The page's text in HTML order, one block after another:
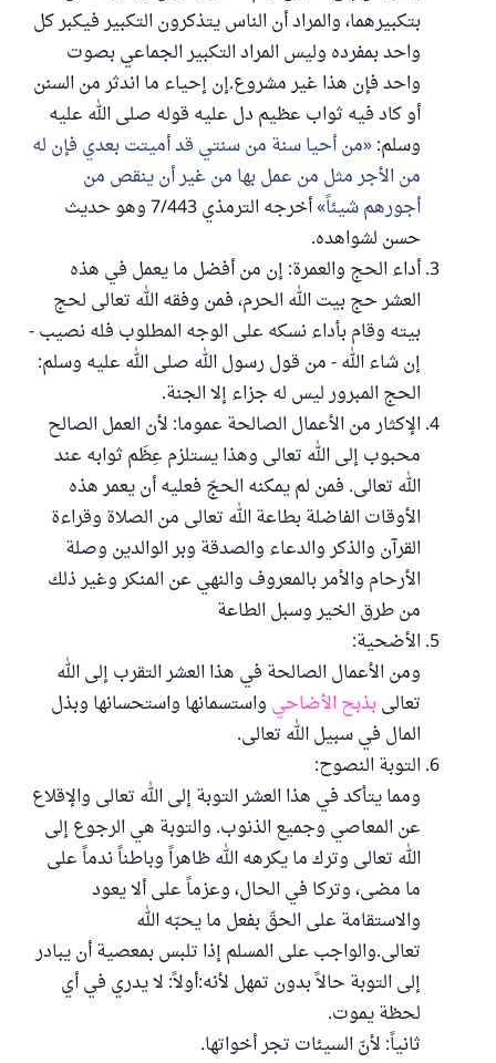
بتكبيرهما، والمراد أن الناس يتذكرون التكبير فيكبر كل
واحد بمفرده وليس المراد التكبير الجماعي بصوت
واحد فإن هذا غير مشروع.إن إحياء ما اندثر من السنن
أو كاد فيه ثواب عظيم دل عليه قوله صلى الله عليه
وسلم: من أحيا سنة من سنتي قد أميتت بعدي فإن له
من الأجر مثل من عمل بها من غير أن ينقص من
أجورهم شيئاً
أخرجه الترمذي 7/443 وهو حديث
حسن لشواهده.
أداء الحج والعمرة: إن من أفضل ما يعمل في هذه
العشر حج بيت الله الحرم، فمن وفقه الله تعالى لحج
بيته وقام بأداء نسكه على الوجه المطلوب فله نصيب -
إن شاء الله - من قول رسول الله صلى الله عليه وسلم:
الحج المبرور ليس له جزاء إلا الجنة.
الإكثار من الأعمال الصالحة عموما: لأن العمل الصالح
محبوب إلى الله تعالى وهذا يستلزم عِظَم ثوابه عند
الله تعالى. فمن لم يمكنه الحجّ فعليه أن يعمر هذه
الأوقات الفاضلة بطاعة الله تعالى من الصلاة وقراءة
القرآن والذكر والدعاء والصدقة وبر الوالدين وصلة
الأرحام والأمر بالمعروف والنهي عن المنكر وغير ذلك
من طرق الخير وسبل الطاعة
الأضحية:
ومن الأعمال الصالحة في هذا العشر التقرب إلى الله
تعالىبذبح الأضاحي واستسمانها واستحسانها وبذل
المال في سبيل الله تعالى.
التوبة النصوح:
ومما يتأكد في هذا العشر التوبة إلى الله تعالى والإقلاع
عن المعاصي وجميع الذنوب. والتوبة هي الرجوع إلى
الله تعالى وترك ما يكرهه الله ظاهراً وباطناً ندماً على
ما مضى، وتركا في الحال، وعزماً على ألا يعود
والاستقامة على الحقّ بفعل ما يحبّه الله
تعالى.والواجب على المسلم إذا تلبس بمعصية أن يبادر
إلى التوبة حالاً بدون تمهل لأنه:أولاً: لا يدري في أي
لحظة يموت.
ثانياً: لأنّ السيئات تجر أخواتها.